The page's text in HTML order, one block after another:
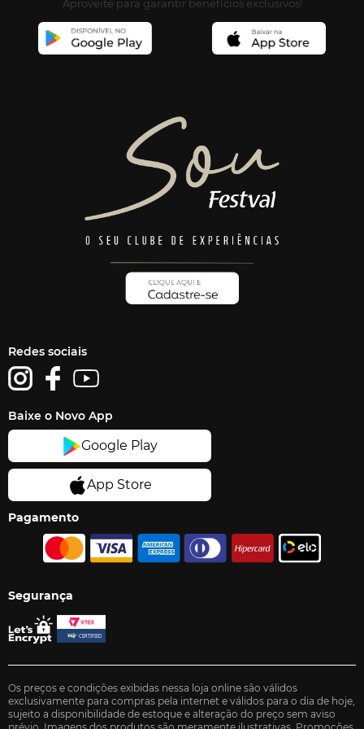
Aproveite para garantir benefícios exclusivos!
Redes sociais
Baixe o Novo App
Pagamento
Segurança
Os preços e condições exibidas nessa loja online são válidos
exclusivamente para compras pela internet e válidos para o dia de hoje,
sujeito a disponibilidade de estoque e alteração do preço sem aviso